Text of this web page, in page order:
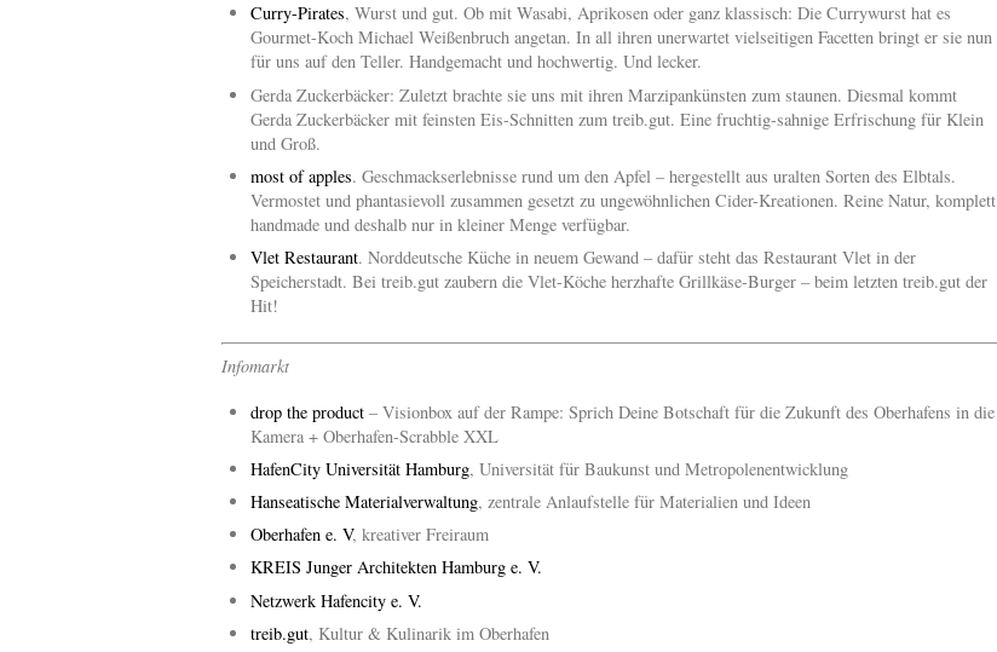
Curry-Pirates, Wurst und gut. Ob mit Wasabi, Aprikosen oder ganz klassisch: Die Currywurst hat es
Gourmet-Koch Michael Weißenbruch angetan. In all ihren unerwartet vielseitigen Facetten bringt er sie nun
für uns auf den Teller. Handgemacht und hochwertig. Und lecker.
Gerda Zuckerbäcker: Zuletzt brachte sie uns mit ihren Marzipankünsten zum staunen. Diesmal kommt
Gerda Zuckerbäcker mit feinsten Eis-Schnitten zum treib.gut. Eine fruchtig-sahnige Erfrischung für Klein
und Groß.
most of apples. Geschmackserlebnisse rund um den Apfel – hergestellt aus uralten Sorten des Elbtals.
Vermostet und phantasievoll zusammen gesetzt zu ungewöhnlichen Cider-Kreationen. Reine Natur, komplett
handmade und deshalb nur in kleiner Menge verfügbar.
Vlet Restaurant. Norddeutsche Küche in neuem Gewand – dafür steht das Restaurant Vlet in der
Speicherstadt. Bei treib.gut zaubern die Vlet-Köche herzhafte Grillkäse-Burger – beim letzten treib.gut der
Hit!
Infomarkt
drop the product – Visionbox auf der Rampe: Sprich Deine Botschaft für die Zukunft des Oberhafens in die
Kamera + Oberhafen-Scrabble XXL
HafenCity Universität Hamburg, Universität für Baukunst und Metropolenentwicklung
Hanseatische Materialverwaltung, zentrale Anlaufstelle für Materialien und Ideen
Oberhafen e. V, kreativer Freiraum
KREIS Junger Architekten Hamburg e. V.
Netzwerk Hafencity e. V.
treib.gut, Kultur & Kulinarik im Oberhafen